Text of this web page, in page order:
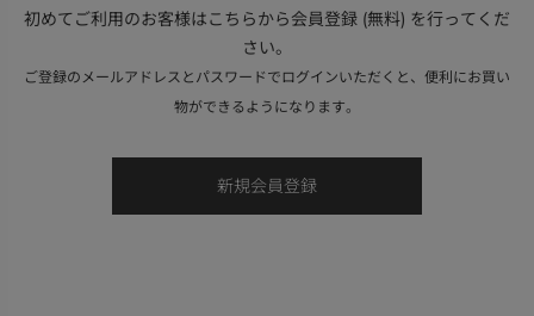
初めてご利用のお客様はこちらから会員登録 (無料) を行ってくだ
さい。
ご登録のメールアドレスとパスワードでログインいただくと、便利にお買い
物ができるようになります。